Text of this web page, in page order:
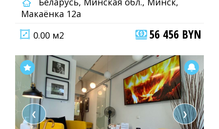
Макаёнка 12а
0.00 м2
56 456 BYN
❮ ❯